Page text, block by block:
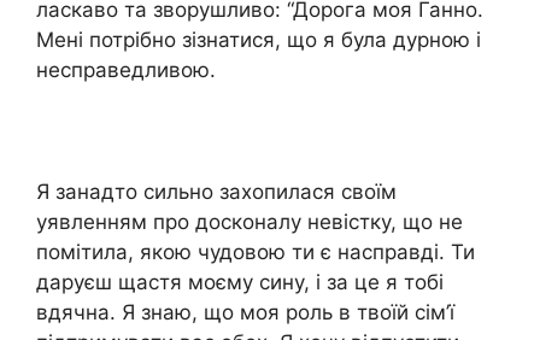
ласкаво та зворушливо: “Дорога моя Ганно.
Мені потрібно зізнатися, що я була дурною і
несправедливою.
Я занадто сильно захопилася своїм
уявленням про досконалу невістку, що не
помітила, якою чудовою ти є насправді. Ти
даруєш щастя моєму сину, і за це я тобі
вдячна. Я знаю, що моя роль в твоїй сім’ї